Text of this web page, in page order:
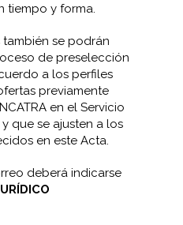
tiempo y forma.
se podrán
de preselección
a los perfiles
previamente
en el Servicio
que se ajusten a los
en este Acta.
deberá indicarse